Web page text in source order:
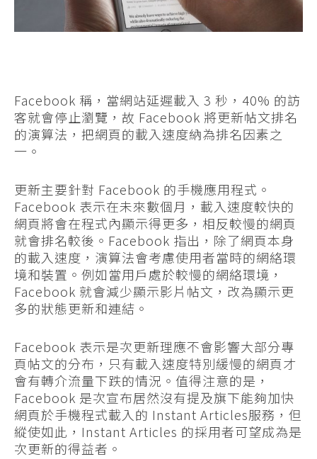
Facebook 稱，當網站延遲載入 3 秒，40% 的訪
客就會停止瀏覽，故 Facebook 將更新帖文排名
的演算法，把網頁的載入速度納為排名因素之
一。
更新主要針對 Facebook 的手機應用程式。
Facebook 表示在未來數個月，載入速度較快的
網頁將會在程式內顯示得更多，相反較慢的網頁
就會排名較後。Facebook 指出，除了網頁本身
的載入速度，演算法會考慮使用者當時的網絡環
境和裝置。例如當用戶處於較慢的網絡環境，
Facebook 就會減少顯示影片帖文，改為顯示更
多的狀態更新和連結。
Facebook 表示是次更新理應不會影響大部分專
頁帖文的分布，只有載入速度特別緩慢的網頁才
會有轉介流量下跌的情況。值得注意的是，
Facebook 是次宣布居然沒有提及旗下能夠加快
網頁於手機程式載入的 Instant Articles服務，但
縱使如此，Instant Articles 的採用者可望成為是
次更新的得益者。